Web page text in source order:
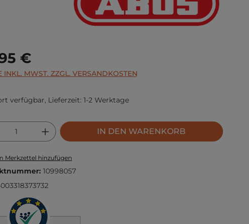
Preis:
€
INKL. MWST. ZZGL. VERSANDKOSTEN
verfügbar, Lieferzeit: 1-2 Werktage
Anzahl: Gib den gewünschten Wert
IN DEN WARENKORB
Merkzettel hinzufügen
10998057